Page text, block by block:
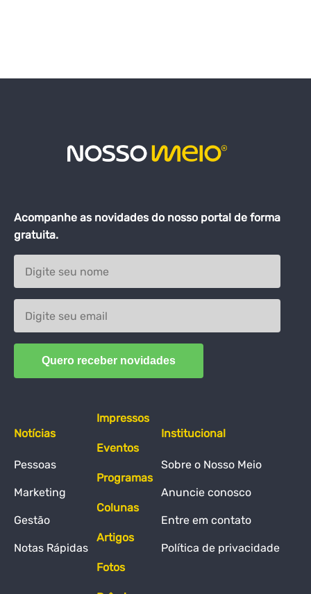
Acompanhe as novidades do nosso portal de forma
gratuita.
Notícias
Pessoas
Marketing
Gestão
Notas Rápidas
Impressos
Eventos
Programas
Colunas
Artigos
Fotos
Institucional
Sobre o Nosso Meio
Anuncie conosco
Entre em contato
Política de privacidade